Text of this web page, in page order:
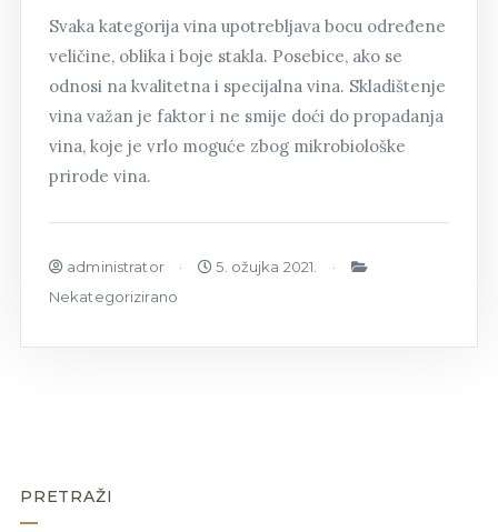
Svaka kategorija vina upotrebljava bocu određene
veličine, oblika i boje stakla. Posebice, ako se
odnosi na kvalitetna i specijalna vina. Skladištenje
vina važan je faktor i ne smije doći do propadanja
vina, koje je vrlo moguće zbog mikrobiološke
prirode vina.
administrator
5. ožujka 2021.
Nekategorizirano
PRETRAŽI